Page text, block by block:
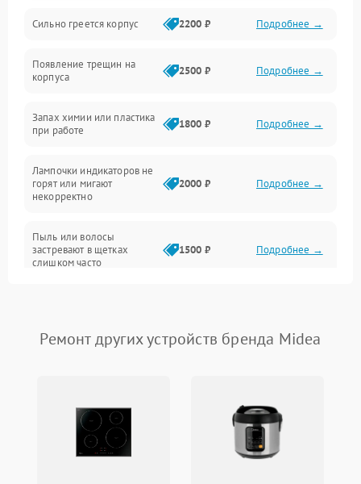
Неисправность программного обеспечения
Проблемы с сигналом
Батарея
Программные сбои
Сильно греется корпус 2200 ₽ Подробнее →
Появление трещин на
корпуса
2500 ₽ Подробнее →
Запах химии или пластика
при работе
1800 ₽ Подробнее →
Лампочки индикаторов не
горят или мигают
некорректно
2000 ₽ Подробнее →
Пыль или волосы
застревают в щетках
слишком часто
1500 ₽ Подробнее →
Ремонт других устройств бренда Midea